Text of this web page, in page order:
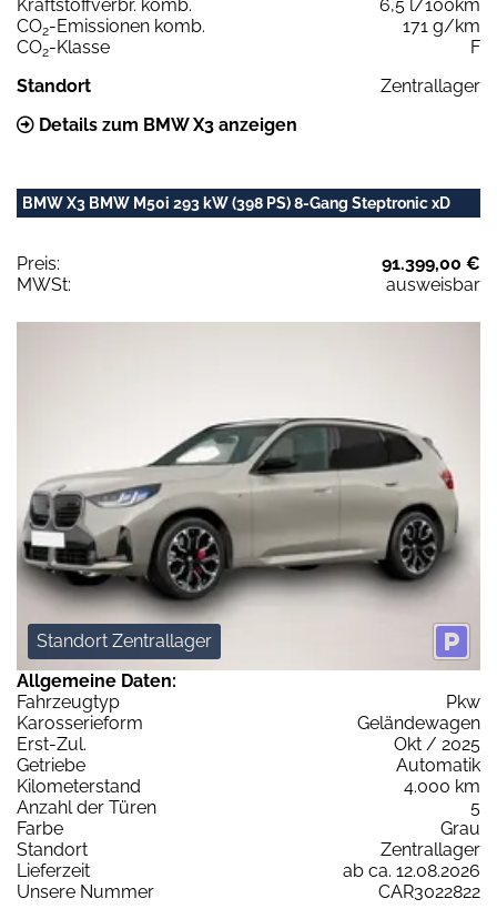
Kraftstoffverbr. komb.
6,5 l/100km
CO2-Emissionen komb.
171 g/km
CO2-Klasse
F
Standort
Zentrallager
Details zum BMW X3 anzeigen
BMW X3 BMW M50i 293 kW (398 PS) 8-Gang Steptronic xD
Preis:
91.399,00 €
MWSt:
ausweisbar
Standort Zentrallager
Allgemeine Daten:
Fahrzeugtyp
Pkw
Karosserieform
Geländewagen
Erst-Zul.
Okt / 2025
Getriebe
Automatik
Kilometerstand
4.000 km
Anzahl der Türen
5
Farbe
Grau
Standort
Zentrallager
Lieferzeit
ab ca. 12.08.2026
Unsere Nummer
CAR3022822